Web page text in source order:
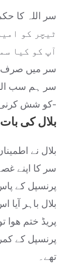
سر اللہ کا
ٹیچر کو
آپ کو کیا
سر میں صرف
سر ہم سب
کو شش کرنی چاہیے کے ہم اس کی تعبداری میں جی جان سے لگے رہیں-
بلال کی
بلال نے
سر کا اپنے
پرنسپل کے
بلال باہر آیا
پریڈ ختم ھوا
پرنسپل کے
تھے۔